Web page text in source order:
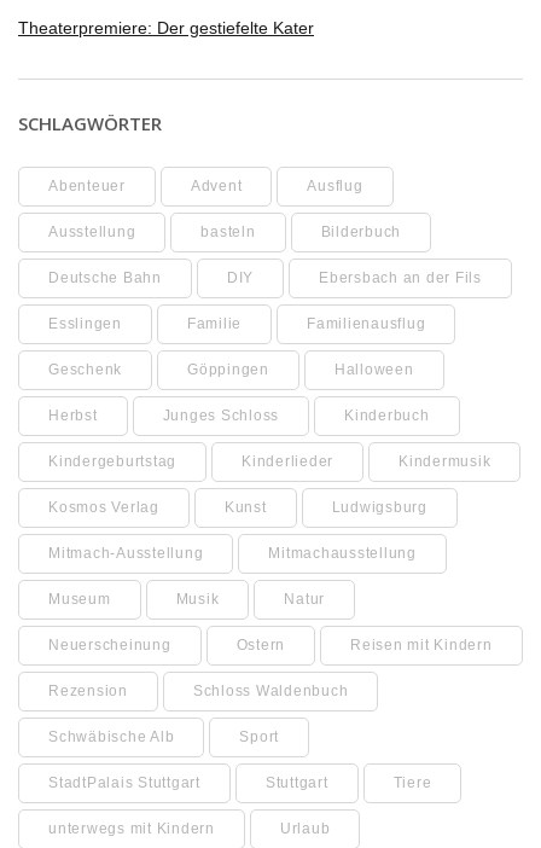
Theaterpremiere: Der gestiefelte Kater
SCHLAGWÖRTER
Abenteuer Advent Ausflug
Ausstellung basteln Bilderbuch
Deutsche Bahn DIY Ebersbach an der Fils
Esslingen Familie Familienausflug
Geschenk Göppingen Halloween
Herbst Junges Schloss Kinderbuch
Kindergeburtstag Kinderlieder Kindermusik
Kosmos Verlag Kunst Ludwigsburg
Mitmach-Ausstellung Mitmachausstellung
Museum Musik Natur
Neuerscheinung Ostern Reisen mit Kindern
Rezension Schloss Waldenbuch
Schwäbische Alb Sport
StadtPalais Stuttgart Stuttgart Tiere
unterwegs mit Kindern Urlaub